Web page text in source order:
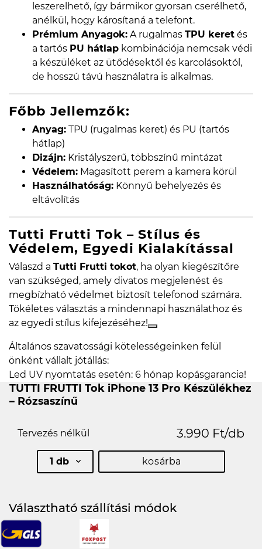
leszerelhető, így bármikor gyorsan cserélhető,
anélkül, hogy károsítaná a telefont.
Prémium Anyagok: A rugalmas TPU keret és
a tartós PU hátlap kombinációja nemcsak védi
a készüléket az ütődésektől és karcolásoktól,
de hosszú távú használatra is alkalmas.
Főbb Jellemzők:
Anyag: TPU (rugalmas keret) és PU (tartós
hátlap)
Dizájn: Kristályszerű, többszínű mintázat
Védelem: Magasított perem a kamera körül
Használhatóság: Könnyű behelyezés és
eltávolítás
Tutti Frutti Tok – Stílus és
Védelem, Egyedi Kialakítással
Válaszd a Tutti Frutti tokot, ha olyan kiegészítőre
van szükséged, amely divatos megjelenést és
megbízható védelmet biztosít telefonod számára.
Tökéletes választás a mindennapi használathoz és
az egyedi stílus kifejezéséhez!
Általános szavatossági kötelességeinken felül
önként vállalt jótállás:
Led UV nyomtatás esetén: 6 hónap kopásgarancia!
TUTTI FRUTTI Tok iPhone 13 Pro Készülékhez
– Rózsaszínű
Tervezés nélkül 3.990 Ft/db
1 db kosárba
Választható szállítási módok